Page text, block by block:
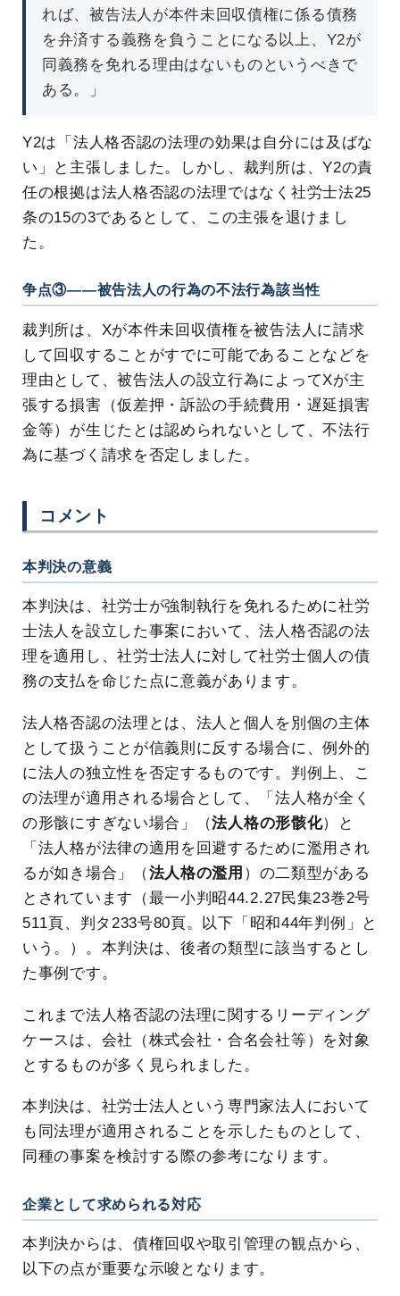
れば、被告法人が本件未回収債権に係る債務
を弁済する義務を負うことになる以上、Y2が
同義務を免れる理由はないものというべきで
ある。」
Y2は「法人格否認の法理の効果は自分には及ばな
い」と主張しました。しかし、裁判所は、Y2の責
任の根拠は法人格否認の法理ではなく社労士法25
条の15の3であるとして、この主張を退けまし
た。
争点③――被告法人の行為の不法行為該当性
裁判所は、Xが本件未回収債権を被告法人に請求
して回収することがすでに可能であることなどを
理由として、被告法人の設立行為によってXが主
張する損害（仮差押・訴訟の手続費用・遅延損害
金等）が生じたとは認められないとして、不法行
為に基づく請求を否定しました。
コメント
本判決の意義
本判決は、社労士が強制執行を免れるために社労
士法人を設立した事案において、法人格否認の法
理を適用し、社労士法人に対して社労士個人の債
務の支払を命じた点に意義があります。
法人格否認の法理とは、法人と個人を別個の主体
として扱うことが信義則に反する場合に、例外的
に法人の独立性を否定するものです。判例上、こ
の法理が適用される場合として、「法人格が全く
の形骸にすぎない場合」（法人格の形骸化）と
「法人格が法律の適用を回避するために濫用され
るが如き場合」（法人格の濫用 ）の二類型がある
とされています（最一小判昭44.2.27民集23巻2号
511頁、判タ233号80頁。以下「昭和44年判例」と
いう。）。本判決は、後者の類型に該当するとし
た事例です。
これまで法人格否認の法理に関するリーディング
ケースは、会社（株式会社・合名会社等）を対象
とするものが多く見られました。
本判決は、社労士法人という専門家法人において
も同法理が適用されることを示したものとして、
同種の事案を検討する際の参考になります。
企業として求められる対応
本判決からは、債権回収や取引管理の観点から、
以下の点が重要な示唆となります。